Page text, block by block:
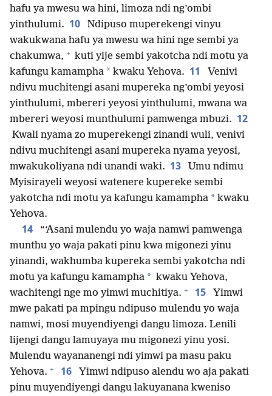
hafu ya mwesu wa hini, limoza ndi ng’ombi
yinthulumi. 10
Ndipuso muperekengi vinyu
wakukwana hafu ya mwesu wa hini nge sembi ya
chakumwa, + kuti yije sembi yakotcha ndi motu ya
kafungu kamampha * kwaku Yehova. 11
Venivi
ndivu muchitengi asani mupereka ng’ombi yeyosi
yinthulumi, mbereri yeyosi yinthulumi, mwana wa
mbereri weyosi munthulumi pamwenga mbuzi. 12
Kwali nyama zo muperekengi zinandi wuli, venivi
ndivu muchitengi asani mupereka nyama yeyosi,
mwakukoliyana ndi unandi waki. 13
Umu ndimu
Myisirayeli weyosi watenere kupereke sembi
yakotcha ndi motu ya kafungu kamampha * kwaku
Yehova.
14
“‘Asani mulendu yo waja namwi pamwenga
munthu yo waja pakati pinu kwa migonezi yinu
yinandi, wakhumba kupereka sembi yakotcha ndi
motu ya kafungu kamampha * kwaku Yehova,
wachitengi nge mo yimwi muchitiya. + 15
Yimwi
mwe pakati pa mpingu ndipuso mulendu yo waja
namwi, mosi muyendiyengi dangu limoza. Lenili
lijengi dangu lamuyaya mu migonezi yinu yosi.
Mulendu wayananengi ndi yimwi pa masu paku
Yehova. + 16
Yimwi ndipuso alendu wo aja pakati
pinu muyendiyengi dangu lakuyanana kweniso